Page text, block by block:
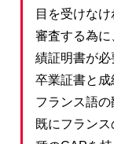
目を受けなけ
審査する為
績証明書が必
卒業証書と成
フランス語の
既にフラン